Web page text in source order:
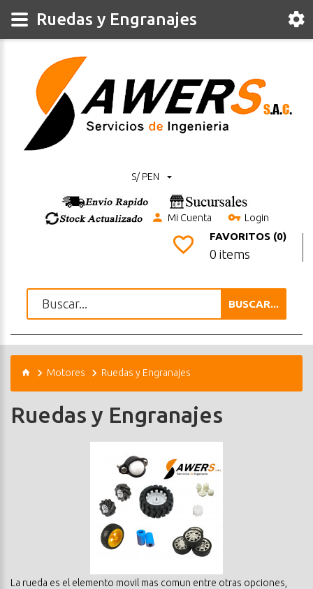
S/ PEN
Mi Cuenta Login
FAVORITOS (0)
0 items
BUSCAR...
Motores Ruedas y Engranajes
Ruedas y Engranajes
La rueda es el elemento movil mas comun entre otras opciones,
Ruedas y Engranajes